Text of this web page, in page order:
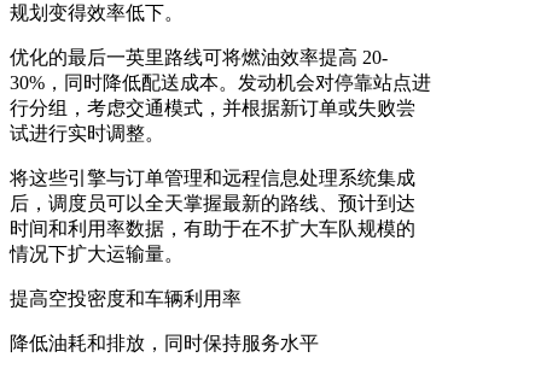
规划变得效率低下。
优化的最后一英里路线可将燃油效率提高 20-
30%，同时降低配送成本。发动机会对停靠站点进
行分组，考虑交通模式，并根据新订单或失败尝
试进行实时调整。
将这些引擎与订单管理和远程信息处理系统集成
后，调度员可以全天掌握最新的路线、预计到达
时间和利用率数据，有助于在不扩大车队规模的
情况下扩大运输量。
提高空投密度和车辆利用率
降低油耗和排放，同时保持服务水平